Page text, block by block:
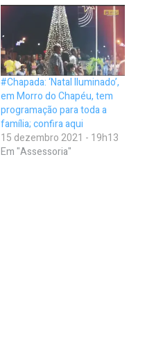
#Chapada: ‘Natal Iluminado’,
em Morro do Chapéu, tem
programação para toda a
família; confira aqui
15 dezembro 2021 - 19h13
Em "Assessoria"